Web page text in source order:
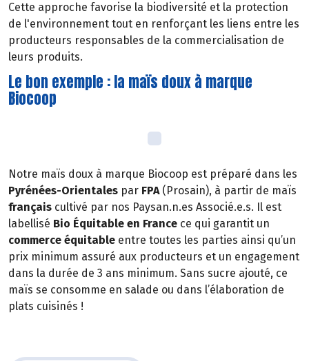
Cette approche favorise la biodiversité et la protection
de l'environnement tout en renforçant les liens entre les
producteurs responsables de la commercialisation de
leurs produits.
Le bon exemple : la maïs doux à marque
Biocoop
Notre maïs doux à marque Biocoop est préparé dans les
Pyrénées-Orientales par FPA(Prosain), à partir de maïs
français cultivé par nos Paysan.n.es Associé.e.s. Il est
labellisé Bio Équitable en France ce qui garantit un
commerce équitable entre toutes les parties ainsi qu’un
prix minimum assuré aux producteurs et un engagement
dans la durée de 3 ans minimum. Sans sucre ajouté, ce
maïs se consomme en salade ou dans l’élaboration de
plats cuisinés !